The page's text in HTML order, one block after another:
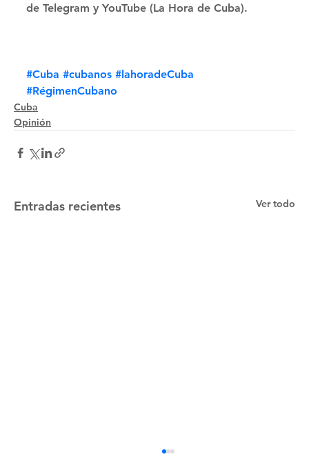
de Telegram y YouTube (La Hora de Cuba).
#Cuba #cubanos #lahoradeCuba
#RégimenCubano
Cuba
Opinión
Entradas recientes Ver todo